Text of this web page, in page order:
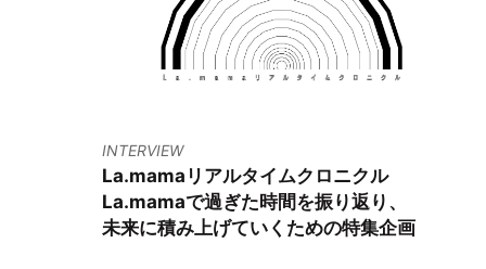
INTERVIEW
La.mamaリアルタイムクロニクル
La.mamaで過ぎた時間を振り返り、
未来に積み上げていくための特集企画